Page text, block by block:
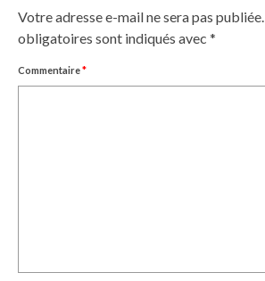
Votre adresse e-mail ne sera pas publiée.
obligatoires sont indiqués avec *
Commentaire*